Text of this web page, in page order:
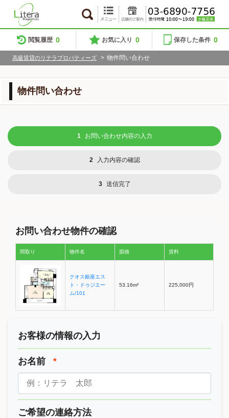
閲覧履歴 0 お気に入り 0 保存した条件 0
高級賃貸のリテラプロパティーズ > 物件問い合わせ
物件問い合わせ
1 お問い合わせ内容の入力
2 入力内容の確認
3 送信完了
お問い合わせ物件の確認
間取り 物件名 面積 賃料
クオス銀座エス
ト・ドゥジエー
ム/101
53.16m² 225,000円
お客様の情報の入力
お名前 *
ご希望の連絡方法